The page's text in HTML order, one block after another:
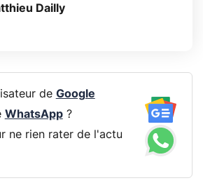
Dailly
de Google
WhatsApp?
ne rien rater de l'actu